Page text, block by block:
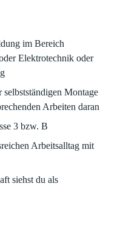
im Bereich
Elektrotechnik oder
Montage
Arbeiten daran
3 bzw. B
Arbeitsalltag mit
siehst du als